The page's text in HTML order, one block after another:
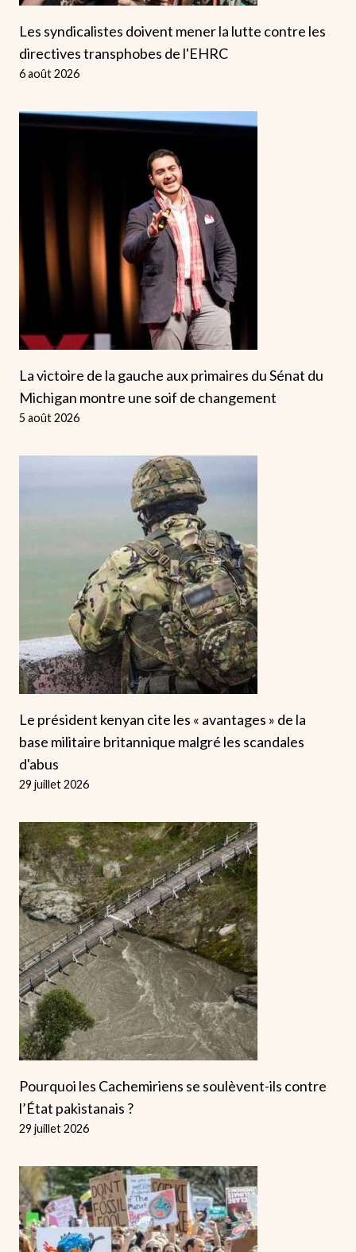
Les syndicalistes doivent mener la lutte contre les
directives transphobes de l'EHRC
6 août 2026
La victoire de la gauche aux primaires du Sénat du
Michigan montre une soif de changement
5 août 2026
Le président kenyan cite les « avantages » de la
base militaire britannique malgré les scandales
d'abus
29 juillet 2026
Pourquoi les Cachemiriens se soulèvent-ils contre
l’État pakistanais ?
29 juillet 2026